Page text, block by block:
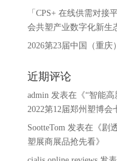
「CPS+ 在线供需对接
会共塑产业数字化新生
2026第23届中国（重庆
近期评论
admin发表在《“智能
2022第12届郑州塑博会
SootteTom发表在《剧
塑展商展品抢先看》